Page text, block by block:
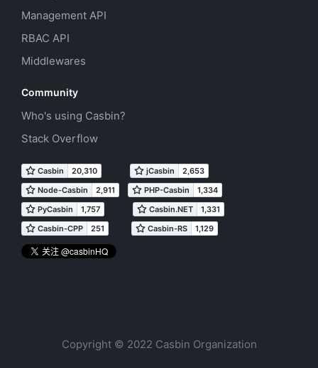
Management API
RBAC API
Middlewares
Community
Who's using Casbin?
Stack Overflow
Copyright © 2022 Casbin Organization